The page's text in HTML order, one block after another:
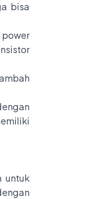
bisa
power
untuk